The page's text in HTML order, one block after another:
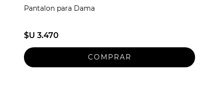
Pantalon para Dama
$U 3.470